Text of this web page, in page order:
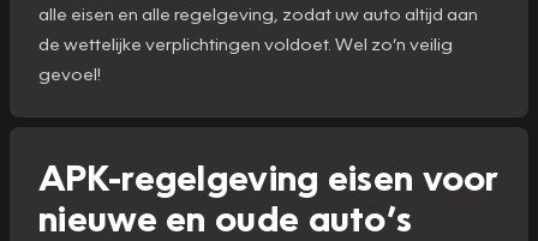
alle eisen en alle regelgeving, zodat uw auto altijd aan
de wettelijke verplichtingen voldoet. Wel zo’n veilig
gevoel!
APK-regelgeving eisen voor
nieuwe en oude auto’s